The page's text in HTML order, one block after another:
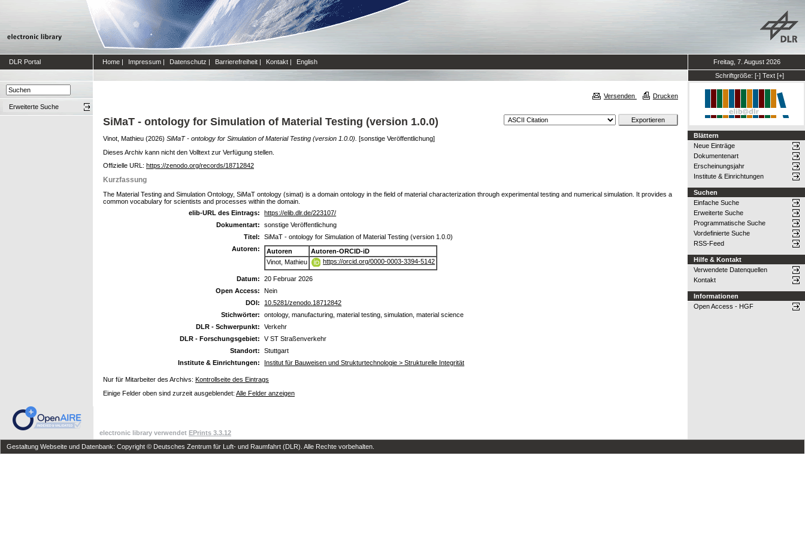
DLR Portal Home | Impressum | Datenschutz | Barrierefreiheit | Kontakt | English
Freitag, 7. August 2026
Schriftgröße: [-] Text [+]
Erweiterte Suche
Versenden Drucken
SiMaT - ontology for Simulation of Material Testing (version 1.0.0)
Vinot, Mathieu (2026) SiMaT - ontology for Simulation of Material Testing (version 1.0.0). [sonstige Veröffentlichung]
Dieses Archiv kann nicht den Volltext zur Verfügung stellen.
Offizielle URL: https://zenodo.org/records/18712842
Kurzfassung
The Material Testing and Simulation Ontology, SiMaT ontology (simat) is a domain ontology in the field of material characterization through experimental testing and numerical simulation. It provides a
common vocabulary for scientists and processes within the domain.
elib-URL des Eintrags:
https://elib.dlr.de/223107/
Dokumentart:
sonstige Veröffentlichung
Titel:
SiMaT - ontology for Simulation of Material Testing (version 1.0.0)
Autoren:
Autoren
Autoren-ORCID-iD
Vinot, Mathieu
https://orcid.org/0000-0003-3394-5142
Datum:
20 Februar 2026
Open Access:
Nein
DOI:
10.5281/zenodo.18712842
Stichwörter:
ontology, manufacturing, material testing, simulation, material science
DLR - Schwerpunkt:
Verkehr
DLR - Forschungsgebiet:
V ST Straßenverkehr
Standort:
Stuttgart
Institute & Einrichtungen:
Institut für Bauweisen und Strukturtechnologie > Strukturelle Integrität
Nur für Mitarbeiter des Archivs: Kontrollseite des Eintrags
Einige Felder oben sind zurzeit ausgeblendet: Alle Felder anzeigen
Blättern
Neue Einträge
Dokumentenart
Erscheinungsjahr
Institute & Einrichtungen
Suchen
Einfache Suche
Erweiterte Suche
Programmatische Suche
Vordefinierte Suche
RSS-Feed
Hilfe & Kontakt
Verwendete Datenquellen
Kontakt
Informationen
Open Access - HGF
electronic library verwendet EPrints 3.3.12
Gestaltung Webseite und Datenbank: Copyright © Deutsches Zentrum für Luft- und Raumfahrt (DLR). Alle Rechte vorbehalten.